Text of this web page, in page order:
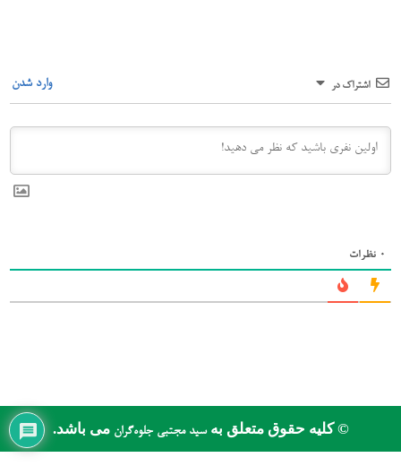
اشتراک در وارد شدن
0 نظرات
© کلیه حقوق متعلق بهسید مجتبی جلوه‌گرانمی باشد.